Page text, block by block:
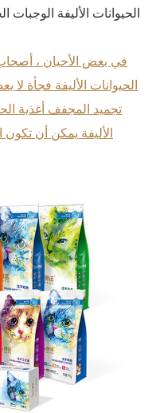
الحيوانات الأليفة الوجبات
في بعض الأحيان ، أصحاب
الأليفة يمكن أن